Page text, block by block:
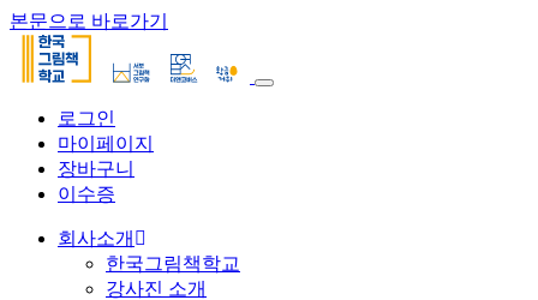
본문으로 바로가기
로그인
마이페이지
장바구니
이수증
회사소개
한국그림책학교
강사진 소개